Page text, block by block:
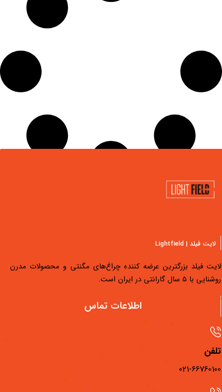
لایت فیلد | Lightfield
فیلد بزرگترین عرضه کننده چراغ‌های مگنتی و محصولات مدرن
با 5 سال گارانتی در ایران است.
اطلاعات تماس
021-
فیلم‌های آموزشی